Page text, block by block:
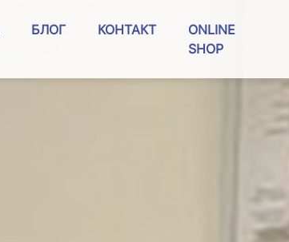
БЛОГ КОНТАКТ
ONLINE
SHOP